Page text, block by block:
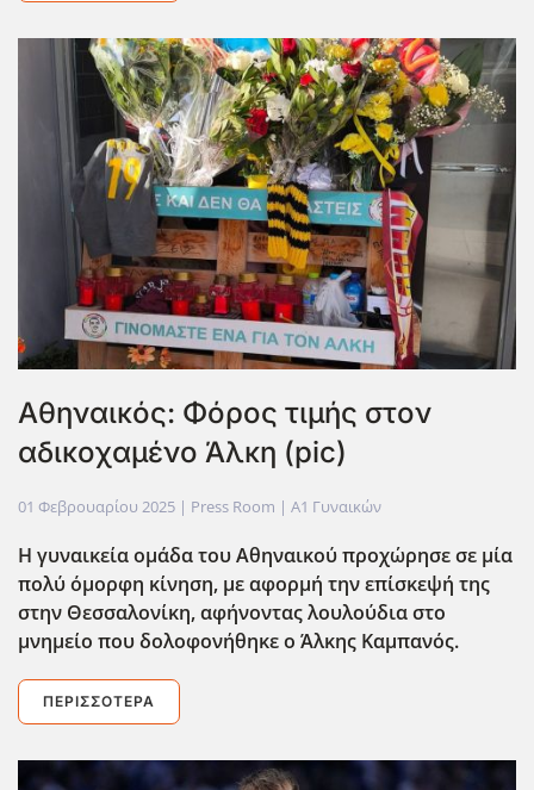
Αθηναικός: Φόρος τιμής στον
αδικοχαμένο Άλκη (pic)
01 Φεβρουαρίου 2025 | Press Room | Α1 Γυναικών
Η γυναικεία ομάδα του Αθηναικού προχώρησε σε μία
πολύ όμορφη κίνηση, με αφορμή την επίσκεψή της
στην Θεσσαλονίκη, αφήνοντας λουλούδια στο
μνημείο που δολοφονήθηκε ο Άλκης Καμπανός.
ΠΕΡΙΣΣΌΤΕΡΑ